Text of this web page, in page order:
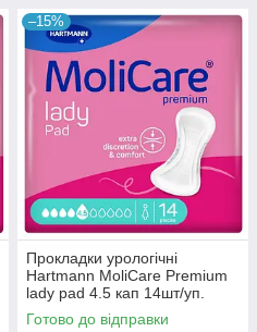
–15%
Прокладки урологічні
Hartmann MoliCare Premium
lady pad 4.5 кап 14шт/уп.
Готово до відправки